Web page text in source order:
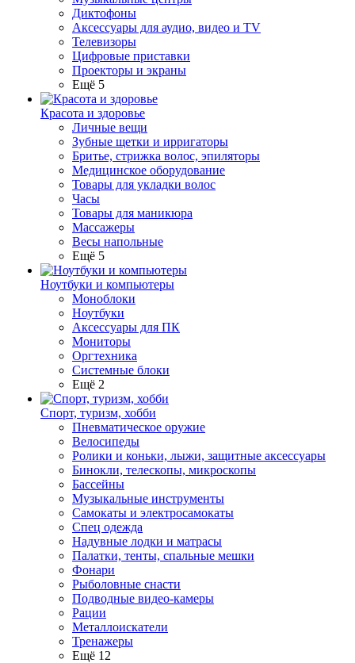
Диктофоны
Аксессуары для аудио, видео и TV
Телевизоры
Цифровые приставки
Проекторы и экраны
Ещё 5
Красота и здоровье
Личные вещи
Зубные щетки и ирригаторы
Бритье, стрижка волос, эпиляторы
Медицинское оборудование
Товары для укладки волос
Часы
Товары для маникюра
Массажеры
Весы напольные
Ещё 5
Ноутбуки и компьютеры
Моноблоки
Ноутбуки
Аксессуары для ПК
Мониторы
Оргтехника
Системные блоки
Ещё 2
Спорт, туризм, хобби
Пневматическое оружие
Велосипеды
Ролики и коньки, лыжи, защитные аксессуары
Бинокли, телескопы, микроскопы
Бассейны
Музыкальные инструменты
Самокаты и электросамокаты
Спец одежда
Надувные лодки и матрасы
Палатки, тенты, спальные мешки
Фонари
Рыболовные снасти
Подводные видео-камеры
Рации
Металлоискатели
Тренажеры
Ещё 12